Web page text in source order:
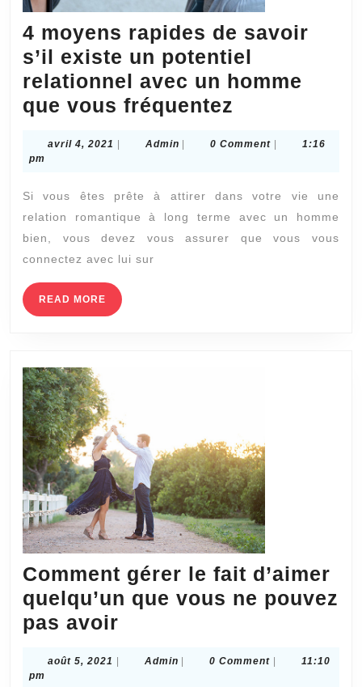
4 moyens rapides de savoir
s’il existe un potentiel
relationnel avec un homme
que vous fréquentez
rapides
savoir
s’il
existe
vous
fréquentez
avril 4, 2021 avril
| AdminAdmin
| 0 Comment |
1:16
pm
Si vous êtes prête à attirer dans votre vie une
relation romantique à long terme avec un homme
bien, vous devez vous assurer que vous vous
connectez avec lui sur
READ MORE READ
MORE
Comment gérer le fait d’aimer
quelqu’un que vous ne pouvez
pas avoir
août 5, 2021 août
| AdminAdmin
| 0 Comment |
11:10
pm